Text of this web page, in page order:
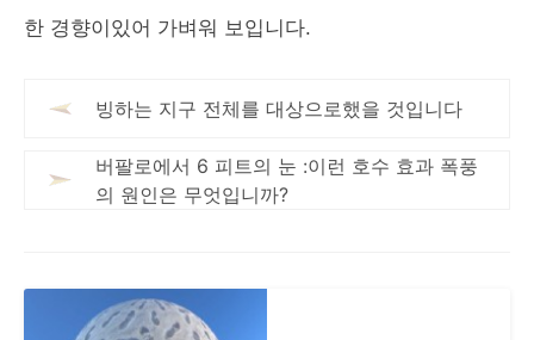
한 경향이있어 가벼워 보입니다.
빙하는 지구 전체를 대상으로했을 것입니다
버팔로에서 6 피트의 눈 :이런 호수 효과 폭풍
의 원인은 무엇입니까?